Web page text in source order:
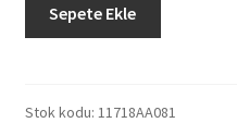
Subaru
Impreza
Sepete Ekle
Stok kodu: 11718AA081